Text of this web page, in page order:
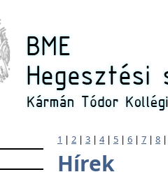
1 | 2 | 3 | 4| 5 | 6 | 7 | 8
Hírek